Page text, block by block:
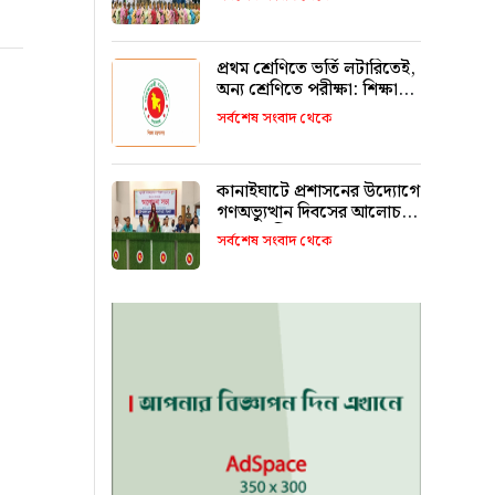
রাখবে : কয়েস লোদী
প্রথম শ্রেণিতে ভর্তি লটারিতেই,
অন্য শ্রেণিতে পরীক্ষা: শিক্ষা
মন্ত্রণালয়
সর্বশেষ সংবাদ থেকে
কানাইঘাটে প্রশাসনের উদ্যোগে
গণঅভ্যুত্থান দিবসের আলোচনা
সভা অনুষ্ঠিত
সর্বশেষ সংবাদ থেকে